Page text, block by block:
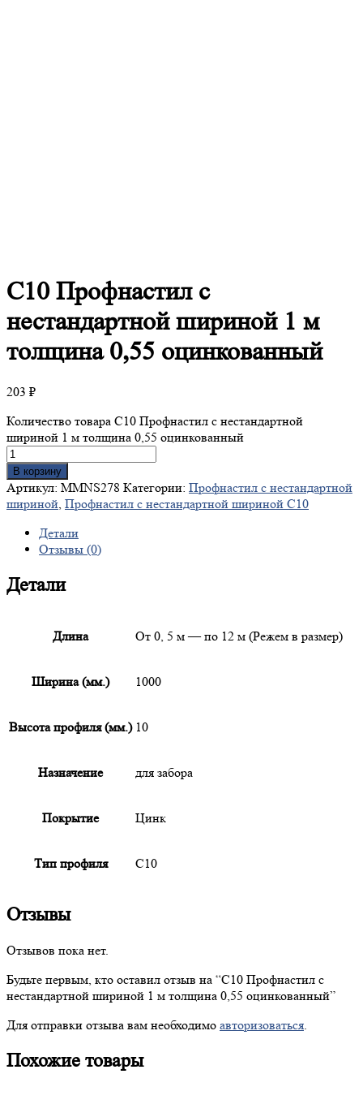
С10Профнастил с
нестандартной шириной 1 м
толщина 0,55 оцинкованный
203 ₽
Количество товара С10 Профнастил с нестандартной
шириной 1 м толщина 0,55 оцинкованный
В корзину
Артикул: MMNS278 Категории: Профнастил с нестандартной
шириной, Профнастил с нестандартной шириной С10
Детали
Отзывы (0)
Детали
Длина От 0, 5 м — по 12 м (Режем в размер)
Ширина (мм.) 1000
Высота профиля (мм.) 10
Назначение для забора
Покрытие Цинк
Тип профиля С10
Отзывы
Отзывов пока нет.
Будьте первым, кто оставил отзыв на “С10 Профнастил с
нестандартной шириной 1 м толщина 0,55 оцинкованный”
Для отправки отзыва вам необходимо авторизоваться.
Похожие товары